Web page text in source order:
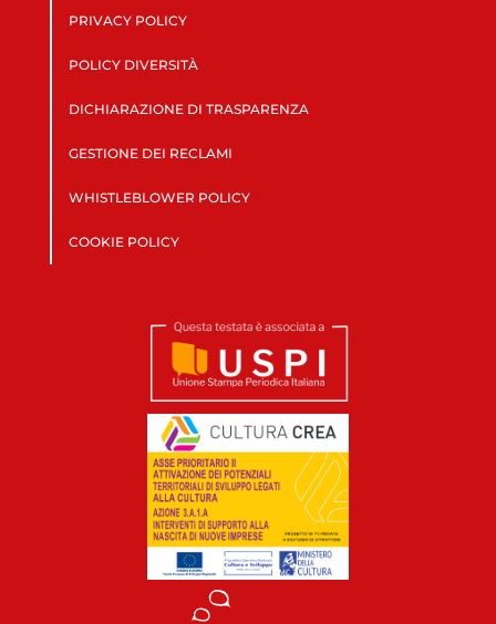
PRIVACY POLICY
POLICY DIVERSITÀ
DICHIARAZIONE DI TRASPARENZA
GESTIONE DEI RECLAMI
WHISTLEBLOWER POLICY
COOKIE POLICY